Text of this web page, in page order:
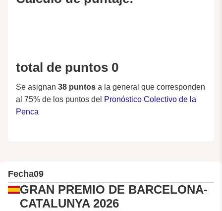
total de puntos 0
Se asignan 38 puntos a la general que corresponden
al 75% de los puntos del Pronóstico Colectivo de la
Penca
Fecha09
GRAN PREMIO DE BARCELONA-
CATALUNYA 2026